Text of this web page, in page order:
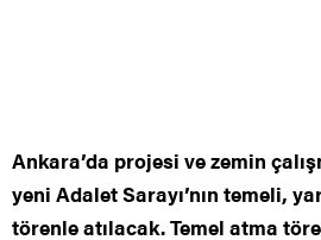
Ankara’da projesi ve zemin
yeni Adalet Sarayı’nın temeli,
törenle atılacak. Temel atma